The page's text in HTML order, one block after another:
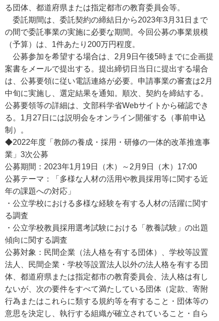
る団体、都道府県または指定都市の教育委員会等。
委託期間は、委託契約の締結日から2023年3月31日まで
の間で委託事業の実施に必要な期間。今回公募の事業規模
（予算）は、1件あたり200万円程度。
公募参加を希望する場合は、2月9日午後5時までに企画提
案書をメールで提出する。提出締切日当日に提出する場合
は、公募要領に従い電話連絡が必要。申請事業の審査は2月
中旬に実施し、選定結果を通知。順次、契約を締結する。
公募要領等の詳細は、文部科学省Webサイトから確認でき
る。1月27日には説明会をオンライン開催する（事前申込
制）。
◆2022年度「教師の養成・採用・研修の一体的改革推進事
業」3次公募
公募期間：2023年1月19日（木）～2月9日（木）17:00
公募テーマ：「多様な人材の活用や教員採用等に関する近
年の課題への対応」
・公立学校における多様な経験を有する人材の活躍に関す
る調査
・公立学校教員採用選考試験における「教養試験」の出題
傾向に関する調査
公募対象：民間企業（法人格を有する団体）、学校等設置
法人、民間企業・学校等設置法人以外の法人格を有する団
体、都道府県または指定都市の教育委員会、法人格は有し
ないが、次の要件をすべて満たしている団体（定款、寄附
行為またはこれらに類する規約等を有すること・団体等の
意思を決定し、執行する組織が確立されていること・自ら